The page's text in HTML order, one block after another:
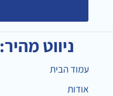
ניווט מהיר:
עמוד הבית
אודות